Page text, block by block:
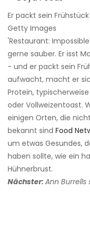
Er packt sein
Getty Images
'Restaurant:
gerne sauber. Er isst
- und er packt sein
aufwacht, macht er
Protein,
oder Vollweizentoast.
einigen Orten, die
bekannt sind Food
um etwas Gesundes,
haben sollte, wie ein
Hühnerbrust.
Nächster: Ann